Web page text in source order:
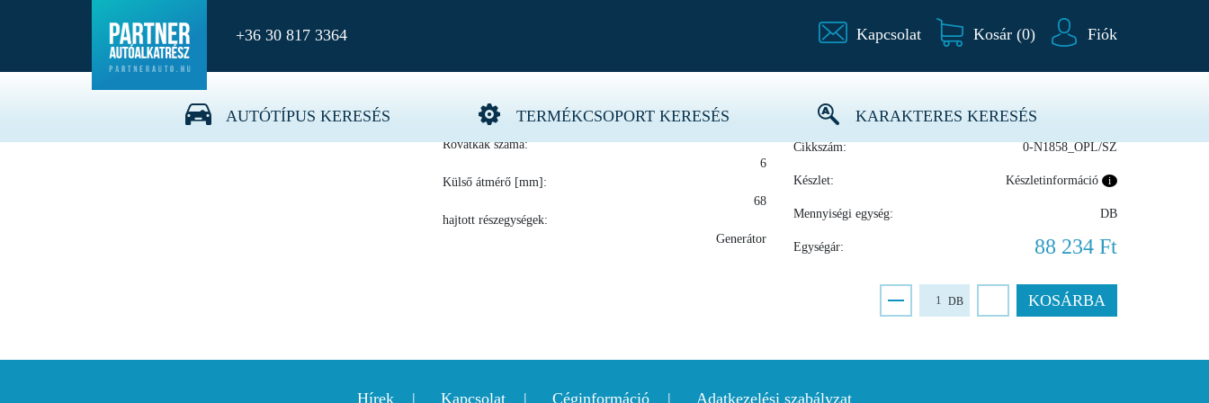
+36 30 817 3364 Kapcsolat Kosár (0) Fiók
AUTÓTÍPUS KERESÉS TERMÉKCSOPORT KERESÉS KARAKTERES KERESÉS
0-N1858_OPL/SZ Feszítőgörgő, hosszbordás szíj
Szélesség [mm]:
Rovátkák száma:
6
Külső átmérő [mm]:
68
hajtott részegységek:
Generátor
Gyártó: OPTIMAL
Cikkszám: 0-N1858_OPL/SZ
Készlet: Készletinformáció i
Mennyiségi egység: DB
Egységár: 88 234 Ft
DB KOSÁRBA
Hírek Kapcsolat Céginformáció Adatkezelési szabályzat